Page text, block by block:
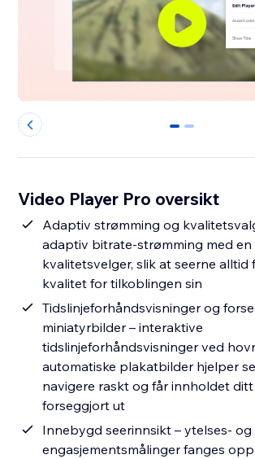
0 1
Video Player Pro oversikt
Adaptiv strømming og
adaptiv bitrate-strømming med en
kvalitetsvelger, slik at seerne alltid
kvalitet for tilkoblingen sin
Tidslinjeforhåndsvisninger og
miniatyrbilder – interaktive
tidslinjeforhåndsvisninger ved
automatiske plakatbilder hjelper
navigere raskt og får innholdet ditt
forseggjort ut
Innebygd seerinnsikt – ytelses- og
engasjementsmålinger fanges